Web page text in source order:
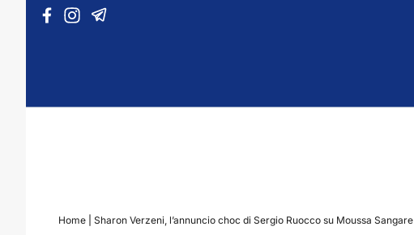
Vai al contenuto
Home Sharon Verzeni, l’annuncio choc di Sergio Ruocco su Moussa Sangare